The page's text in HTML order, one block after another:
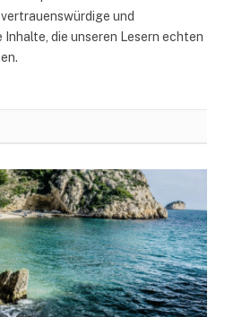
und
die unseren Lesern echten